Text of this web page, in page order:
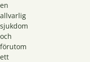
en
allvarlig
sjukdom
och
förutom
ett